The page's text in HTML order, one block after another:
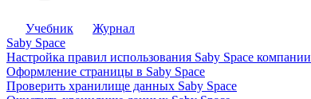
Учебник
Журнал
Saby Space
Настройка правил использования Saby Space компании
Оформление страницы в Saby Space
Проверить хранилище данных Saby Space